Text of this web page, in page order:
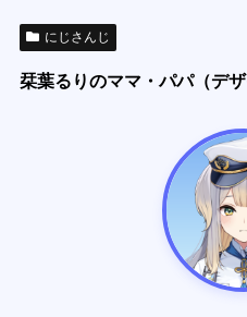
にじさんじ
栞葉るりのママ・パパ（デザ